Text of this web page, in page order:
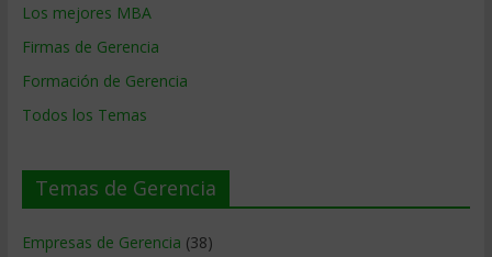
Los mejores MBA
Firmas de Gerencia
Formación de Gerencia
Todos los Temas
Temas de Gerencia
Empresas de Gerencia (38)